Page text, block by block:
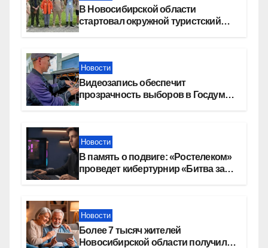
В Новосибирской области
стартовал окружной туристский
Новости
Видеозапись обеспечит
прозрачность выборов в Госдуму
Новости
В память о подвиге: «Ростелеком»
проведет кибертурнир «Битва за
Новости
Более 7 тысяч жителей
Новосибирской области получили